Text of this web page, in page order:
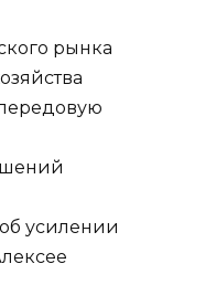
рынка
усилении